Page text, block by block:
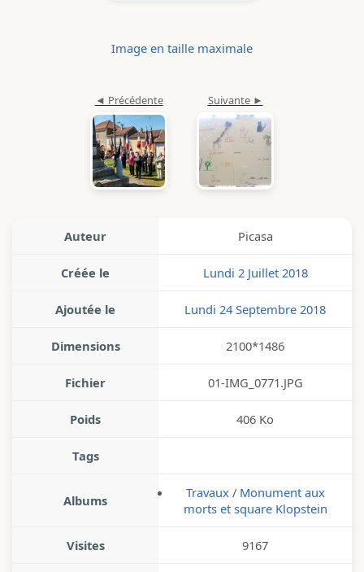
Image en taille maximale
Auteur Picasa
Créée le Lundi 2 Juillet 2018
Ajoutée le Lundi 24 Septembre 2018
Dimensions 2100*1486
Fichier 01-IMG_0771.JPG
Poids 406 Ko
Tags
Albums Travaux / Monument aux
morts et square Klopstein
Visites 9167